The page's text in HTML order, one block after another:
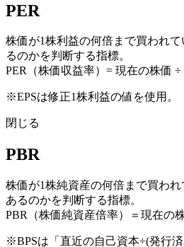
PER
株価が1株利益の何倍まで買われ
るのかを判断する指標。
PER（株価収益率）= 現在の株価 ÷
※EPSは修正1株利益の値を使用。
閉じる
PBR
株価が1株純資産の何倍まで買わ
あるのかを判断する指標。
PBR（株価純資産倍率）＝現在の
※BPSは「直近の自己資本÷(発行済